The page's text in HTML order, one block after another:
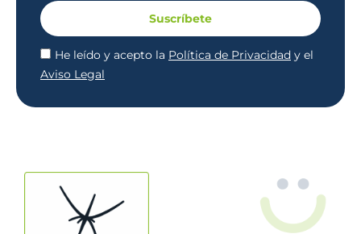
He leído y acepto la Política de Privacidad y el
Aviso Legal
Suscríbete